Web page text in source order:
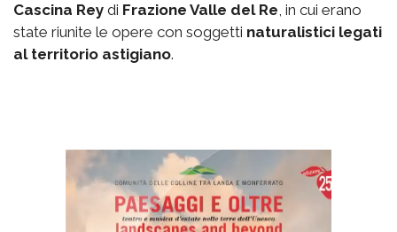
Cascina Rey di Frazione Valle del Re, in cui erano
state riunite le opere con soggetti naturalistici legati
al territorio astigiano.